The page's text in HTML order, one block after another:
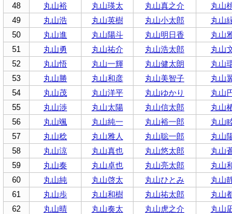
48
丸山裕 丸山瑛太 丸山真之介 丸山
49
丸山浩 丸山英樹 丸山小太郎 丸山
50
丸山進 丸山陽斗 丸山明日香 丸山
51
丸山勇 丸山祐介 丸山浩太郎 丸山
52
丸山悟 丸山一輝 丸山健太朗 丸山
53
丸山勝 丸山和彦 丸山美智子 丸山
54
丸山茂 丸山洋平 丸山ゆかり 丸山
55
丸山渉 丸山太陽 丸山信太郎 丸山
56
丸山颯 丸山純一 丸山裕一郎 丸山
57
丸山稔 丸山雅人 丸山聡一郎 丸山
58
丸山涼 丸山真也 丸山悠太郎 丸山
59
丸山奏 丸山卓也 丸山亮太郎 丸山
60
丸山純 丸山啓太 丸山ひとみ 丸山
61
丸山歩 丸山和樹 丸山祐太郎 丸山
62
丸山晴 丸山奏太 丸山虎之介 丸山